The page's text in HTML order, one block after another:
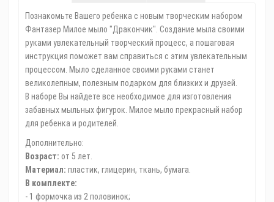
Познакомьте Вашего ребенка с новым творческим набором
Фантазер Милое мыло "Дракончик". Создание мыла своими
руками увлекательный творческий процесс, а пошаговая
инструкция поможет вам справиться с этим увлекательным
процессом. Мыло сделанное своими руками станет
великолепным, полезным подарком для близких и друзей.
В наборе Вы найдете все необходимое для изготовления
забавных мыльных фигурок. Милое мыло прекрасный набор
для ребенка и родителей.
Дополнительно:
Возраст: от 5 лет.
Материал: пластик, глицерин, ткань, бумага.
В комплекте:
- 1 формочка из 2 половинок;